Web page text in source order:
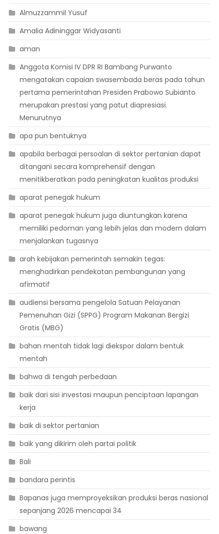
Almuzzammil Yusuf
Amalia Adininggar Widyasanti
aman
Anggota Komisi IV DPR RI Bambang Purwanto
mengatakan capaian swasembada beras pada tahun
pertama pemerintahan Presiden Prabowo Subianto
merupakan prestasi yang patut diapresiasi.
Menurutnya
apa pun bentuknya
apabila berbagai persoalan di sektor pertanian dapat
ditangani secara komprehensif dengan
menitikberatkan pada peningkatan kualitas produksi
aparat penegak hukum
aparat penegak hukum juga diuntungkan karena
memiliki pedoman yang lebih jelas dan modern dalam
menjalankan tugasnya
arah kebijakan pemerintah semakin tegas:
menghadirkan pendekatan pembangunan yang
afirmatif
audiensi bersama pengelola Satuan Pelayanan
Pemenuhan Gizi (SPPG) Program Makanan Bergizi
Gratis (MBG)
bahan mentah tidak lagi diekspor dalam bentuk
mentah
bahwa di tengah perbedaan
baik dari sisi investasi maupun penciptaan lapangan
kerja
baik di sektor pertanian
baik yang dikirim oleh partai politik
Bali
bandara perintis
Bapanas juga memproyeksikan produksi beras nasional
sepanjang 2026 mencapai 34
bawang